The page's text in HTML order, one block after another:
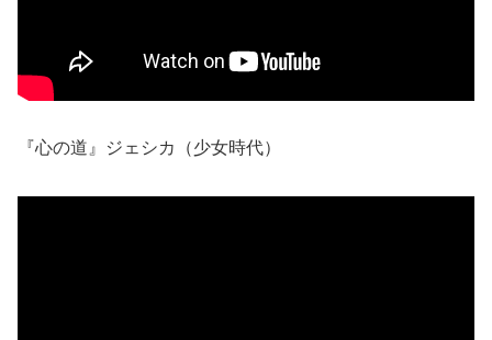
『心の道』ジェシカ（少女時代）